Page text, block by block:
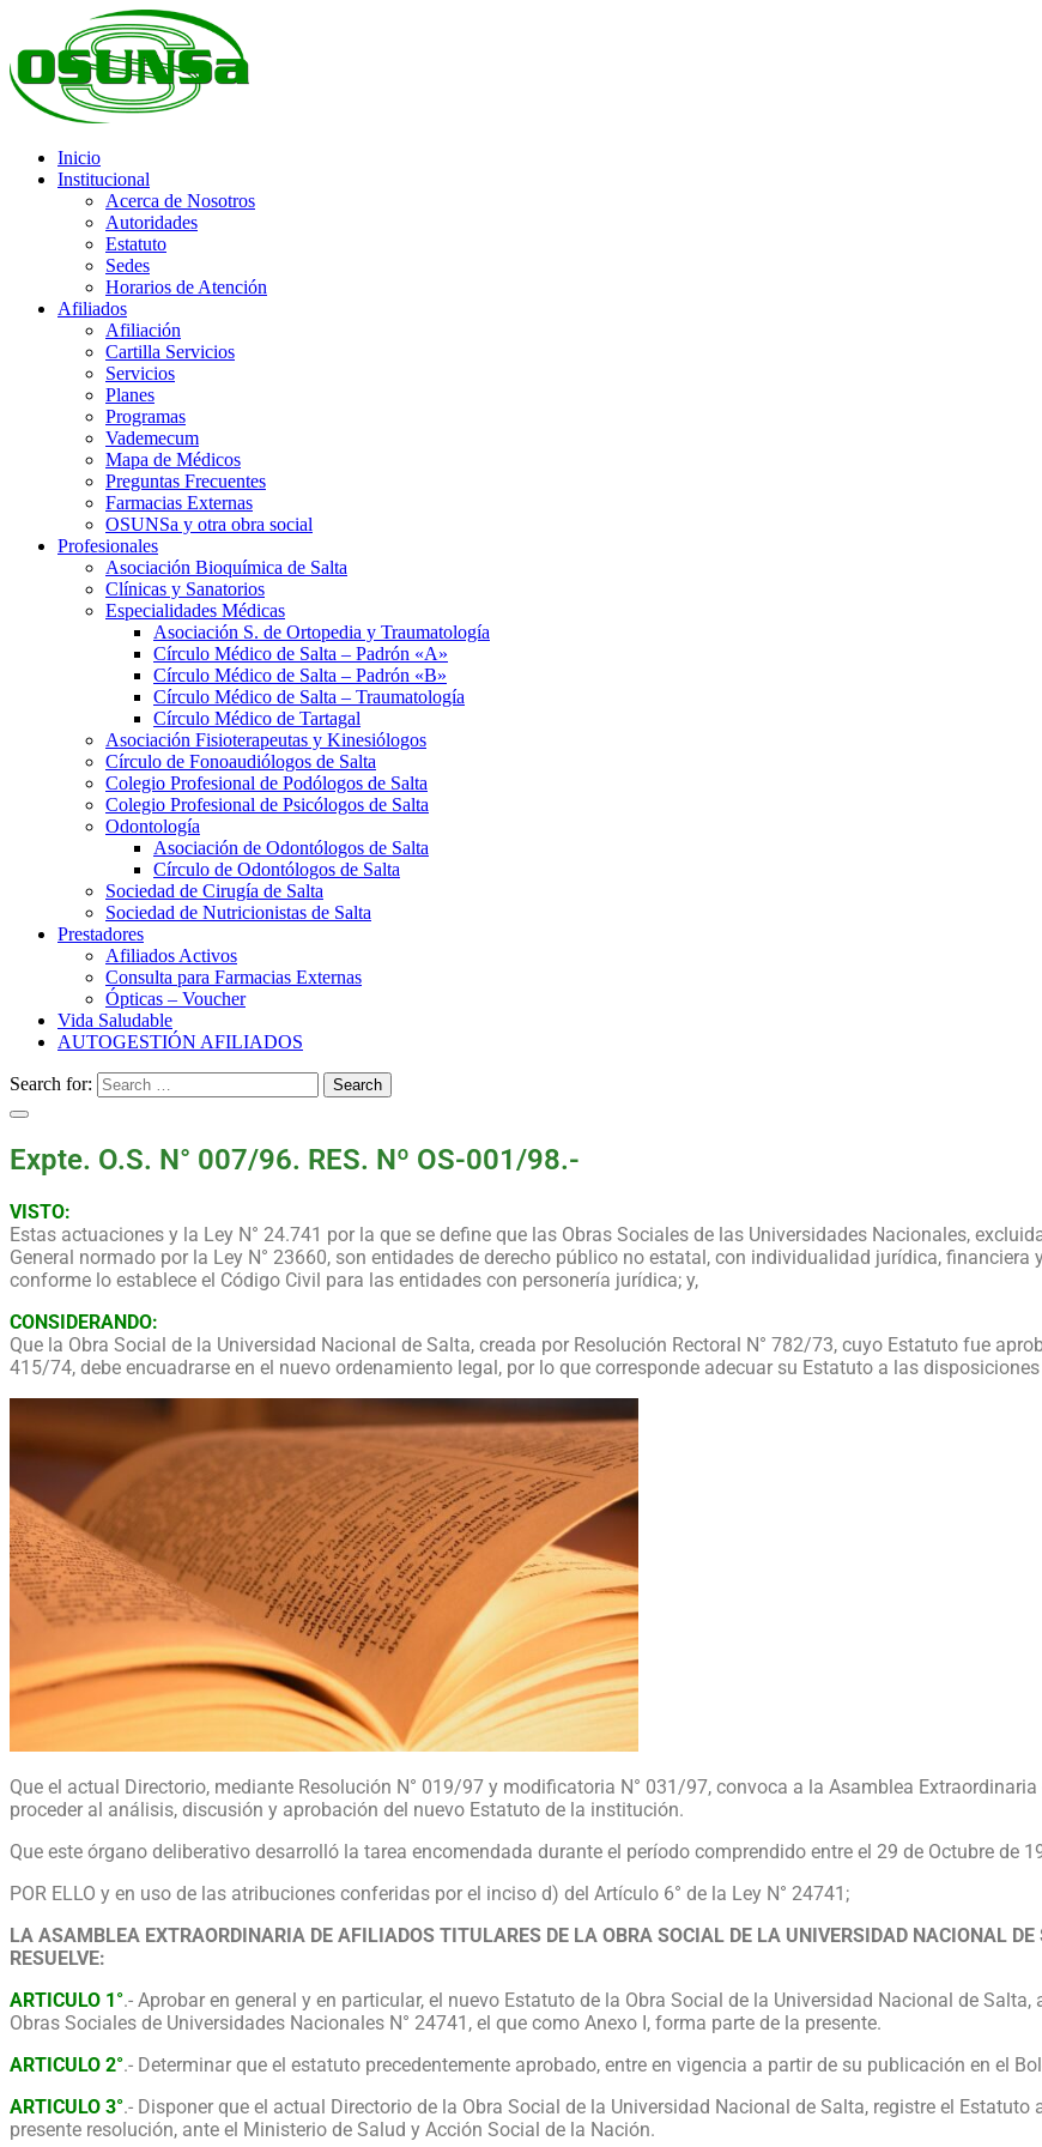
Inicio
Institucional
Acerca de Nosotros
Autoridades
Estatuto
Sedes
Horarios de Atención
Afiliados
Afiliación
Cartilla Servicios
Servicios
Planes
Programas
Vademecum
Mapa de Médicos
Preguntas Frecuentes
Farmacias Externas
OSUNSa y otra obra social
Profesionales
Asociación Bioquímica de Salta
Clínicas y Sanatorios
Especialidades Médicas
Asociación S. de Ortopedia y Traumatología
Círculo Médico de Salta – Padrón «A»
Círculo Médico de Salta – Padrón «B»
Círculo Médico de Salta – Traumatología
Círculo Médico de Tartagal
Asociación Fisioterapeutas y Kinesiólogos
Círculo de Fonoaudiólogos de Salta
Colegio Profesional de Podólogos de Salta
Colegio Profesional de Psicólogos de Salta
Odontología
Asociación de Odontólogos de Salta
Círculo de Odontólogos de Salta
Sociedad de Cirugía de Salta
Sociedad de Nutricionistas de Salta
Prestadores
Afiliados Activos
Consulta para Farmacias Externas
Ópticas – Voucher
Vida Saludable
AUTOGESTIÓN AFILIADOS
Search for: Search
Expte. O.S. N° 007/96. RES. Nº OS-001/98.-
VISTO:
Estas actuaciones y la Ley N° 24.741 por la que se define que las Obras Sociales de las Universidades Nacionales,
General normado por la Ley N° 23660, son entidades de derecho público no estatal, con individualidad jurídica,
conforme lo establece el Código Civil para las entidades con personería jurídica; y,
CONSIDERANDO:
Que la Obra Social de la Universidad Nacional de Salta, creada por Resolución Rectoral N° 782/73, cuyo Estatuto fue
415/74, debe encuadrarse en el nuevo ordenamiento legal, por lo que corresponde adecuar su Estatuto a las
Que el actual Directorio, mediante Resolución N° 019/97 y modificatoria N° 031/97, convoca a la Asamblea
proceder al análisis, discusión y aprobación del nuevo Estatuto de la institución.
Que este órgano deliberativo desarrolló la tarea encomendada durante el período comprendido entre el 29 de Octubre de
POR ELLO y en uso de las atribuciones conferidas por el inciso d) del Artículo 6° de la Ley N° 24741;
LA ASAMBLEA EXTRAORDINARIA DE AFILIADOS TITULARES DE LA OBRA SOCIAL DE LA UNIVERSIDAD NACIONAL DE
RESUELVE:
ARTICULO 1°.- Aprobar en general y en particular, el nuevo Estatuto de la Obra Social de la Universidad Nacional de
Obras Sociales de Universidades Nacionales N° 24741, el que como Anexo I, forma parte de la presente.
ARTICULO 2°.- Determinar que el estatuto precedentemente aprobado, entre en vigencia a partir de su publicación en el
ARTICULO 3°.- Disponer que el actual Directorio de la Obra Social de la Universidad Nacional de Salta, registre el Estatuto
presente resolución, ante el Ministerio de Salud y Acción Social de la Nación.